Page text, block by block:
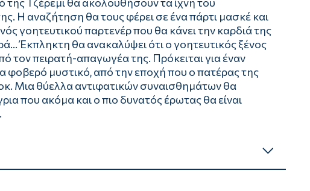
Η αναζήτηση θα τους φέρει σε ένα πάρτι μασκέ και
γοητευτικού παρτενέρ που θα κάνει την καρδιά της
Έκπληκτη θα ανακαλύψει ότι ο γοητευτικός ξένος
τον πειρατή-απαγωγέα της. Πρόκειται για έναν
φοβερό μυστικό, από την εποχή που ο πατέρας της
Μια θύελλα αντιφατικών συναισθημάτων θα
που ακόμα και ο πιο δυνατός έρωτας θα είναι